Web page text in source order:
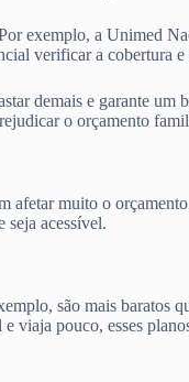
exemplo, a
verificar a cobertura e
demais e garante
o orçamento
afetar muito o
seja acessível.
são mais baratos
viaja pouco, esses